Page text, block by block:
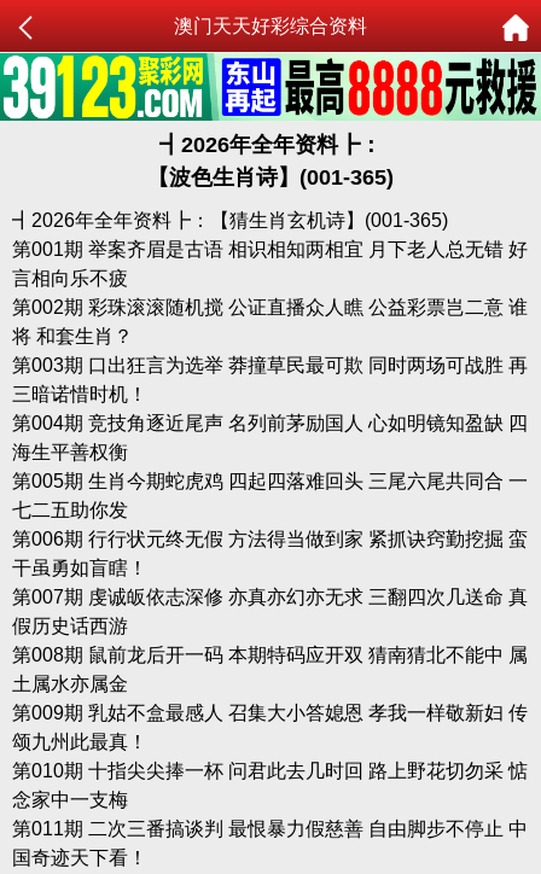
澳门天天好彩综合资料
┫ 2026年全年资料┣：
【波色生肖诗】(001-365)
┫2026年全年资料┣：【猜生肖玄机诗】(001-365)
第001期 举案齐眉是古语 相识相知两相宜 月下老人总无错 好
言相向乐不疲
第002期 彩珠滚滚随机搅 公证直播众人瞧 公益彩票岂二意 谁
将 和套生肖？
第003期 口出狂言为选举 莽撞草民最可欺 同时两场可战胜 再
三暗诺惜时机！
第004期 竞技角逐近尾声 名列前茅励国人 心如明镜知盈缺 四
海生平善权衡
第005期 生肖今期蛇虎鸡 四起四落难回头 三尾六尾共同合 一
七二五助你发
第006期 行行状元终无假 方法得当做到家 紧抓诀窍勤挖掘 蛮
干虽勇如盲瞎！
第007期 虔诚皈依志深修 亦真亦幻亦无求 三翻四次几送命 真
假历史话西游
第008期 鼠前龙后开一码 本期特码应开双 猜南猜北不能中 属
土属水亦属金
第009期 乳姑不盒最感人 召集大小答媳恩 孝我一样敬新妇 传
颂九州此最真！
第010期 十指尖尖捧一杯 问君此去几时回 路上野花切勿采 惦
念家中一支梅
第011期 二次三番搞谈判 最恨暴力假慈善 自由脚步不停止 中
国奇迹天下看！